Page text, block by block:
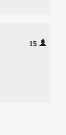
15